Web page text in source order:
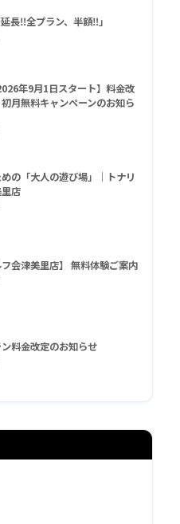
長‼全プラン、半額‼」
年9月1日スタート】料金改
月無料キャンペーンのお知ら
の「大人の遊び場」｜トナリ
店
フ会津美里店】 無料体験ご案内
ン料金改定のお知らせ